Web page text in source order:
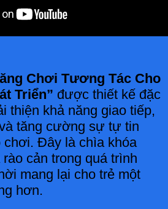
Chơi Tương Tác Cho
Triển” được thiết kế đặc
thiện khả năng giao tiếp,
tăng cường sự tự tin
chơi. Đây là chìa khóa
cản trong quá trình
mang lại cho trẻ một
hơn.